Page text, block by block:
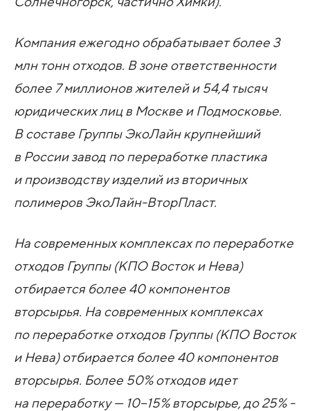
Компания ежегодно обрабатывает более 3
млн тонн отходов. В зоне ответственности
более 7 миллионов жителей и 54,4 тысяч
юридических лиц в Москве и Подмосковье.
В составе Группы ЭкоЛайн крупнейший
в России завод по переработке пластика
и производству изделий из вторичных
полимеров ЭкоЛайн-ВторПласт.
На современных комплексах по переработке
отходов Группы (КПО Восток и Нева)
отбирается более 40 компонентов
вторсырья. На современных комплексах
по переработке отходов Группы (КПО Восток
и Нева) отбирается более 40 компонентов
вторсырья. Более 50% отходов идет
на переработку — 10−15% вторсырье, до 25% -